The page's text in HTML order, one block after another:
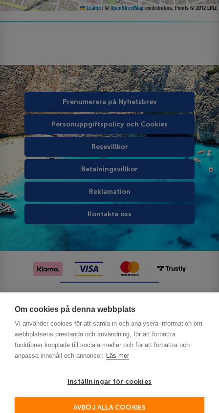
Om cookies på denna webbplats
Vi använder cookies för att samla in och analysera information om
webbplatsens prestanda och användning, för att förbättra
funktioner kopplade till sociala medier och för att förbättra och
anpassa innehåll och annonser. Läs mer
Inställningar för cookies
AVBÖJ ALLA COOKIES
Leaflet | © OpenStreetMap contributors, Points © 2012 LINZ
Prenumerera på Nyhetsbrev
Personuppgiftspolicy och Cookies
Resevillkor
Betalningsvillkor
Reklamation
Kontakta oss
This site is protected by reCAPTCHA and the Google